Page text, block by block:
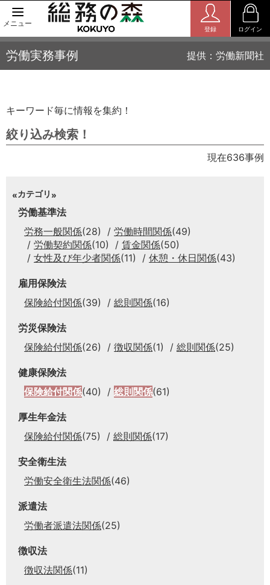
メニュー
登録 ログイン
労働実務事例 提供：労働新聞社
キーワード毎に情報を集約！
絞り込み検索！
現在636事例
カテゴリ
労働基準法
労務一般関係(28) 労働時間関係(49)
労働契約関係(10) 賃金関係(50)
女性及び年少者関係(11) 休憩・休日関係(43)
雇用保険法
保険給付関係(39) 総則関係(16)
労災保険法
保険給付関係(26) 徴収関係(1) 総則関係(25)
健康保険法
保険給付関係(40) 総則関係(61)
厚生年金法
保険給付関係(75) 総則関係(17)
安全衛生法
労働安全衛生法関係(46)
派遣法
労働者派遣法関係(25)
徴収法
徴収法関係(11)